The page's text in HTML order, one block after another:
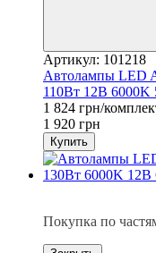
Артикул: 101218
Автолампы LED
110Вт 12В 6000K
1 824 грн/
1 920 грн
Купить
Покупка по